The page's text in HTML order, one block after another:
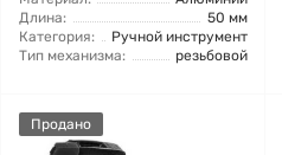
Длина:
50 мм
Категория:
Ручной инструмент
Тип механизма:
резьбовой
Продано